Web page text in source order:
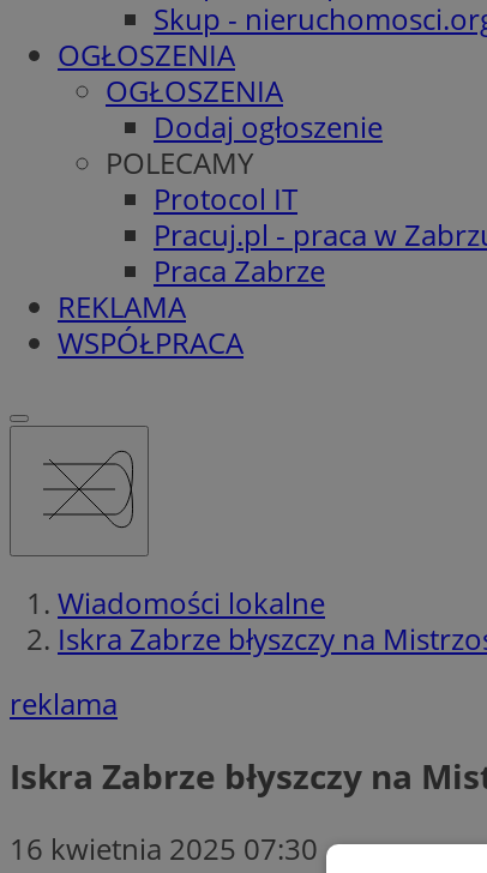
Skup -
OGŁOSZENIA
OGŁOSZENIA
Dodaj ogłoszenie
POLECAMY
Protocol IT
Pracuj.pl - praca w
Praca Zabrze
REKLAMA
WSPÓŁPRACA
Wiadomości lokalne
Iskra Zabrze błyszczy na
reklama
Iskra Zabrze błyszczy na
16 kwietnia 2025 07:30